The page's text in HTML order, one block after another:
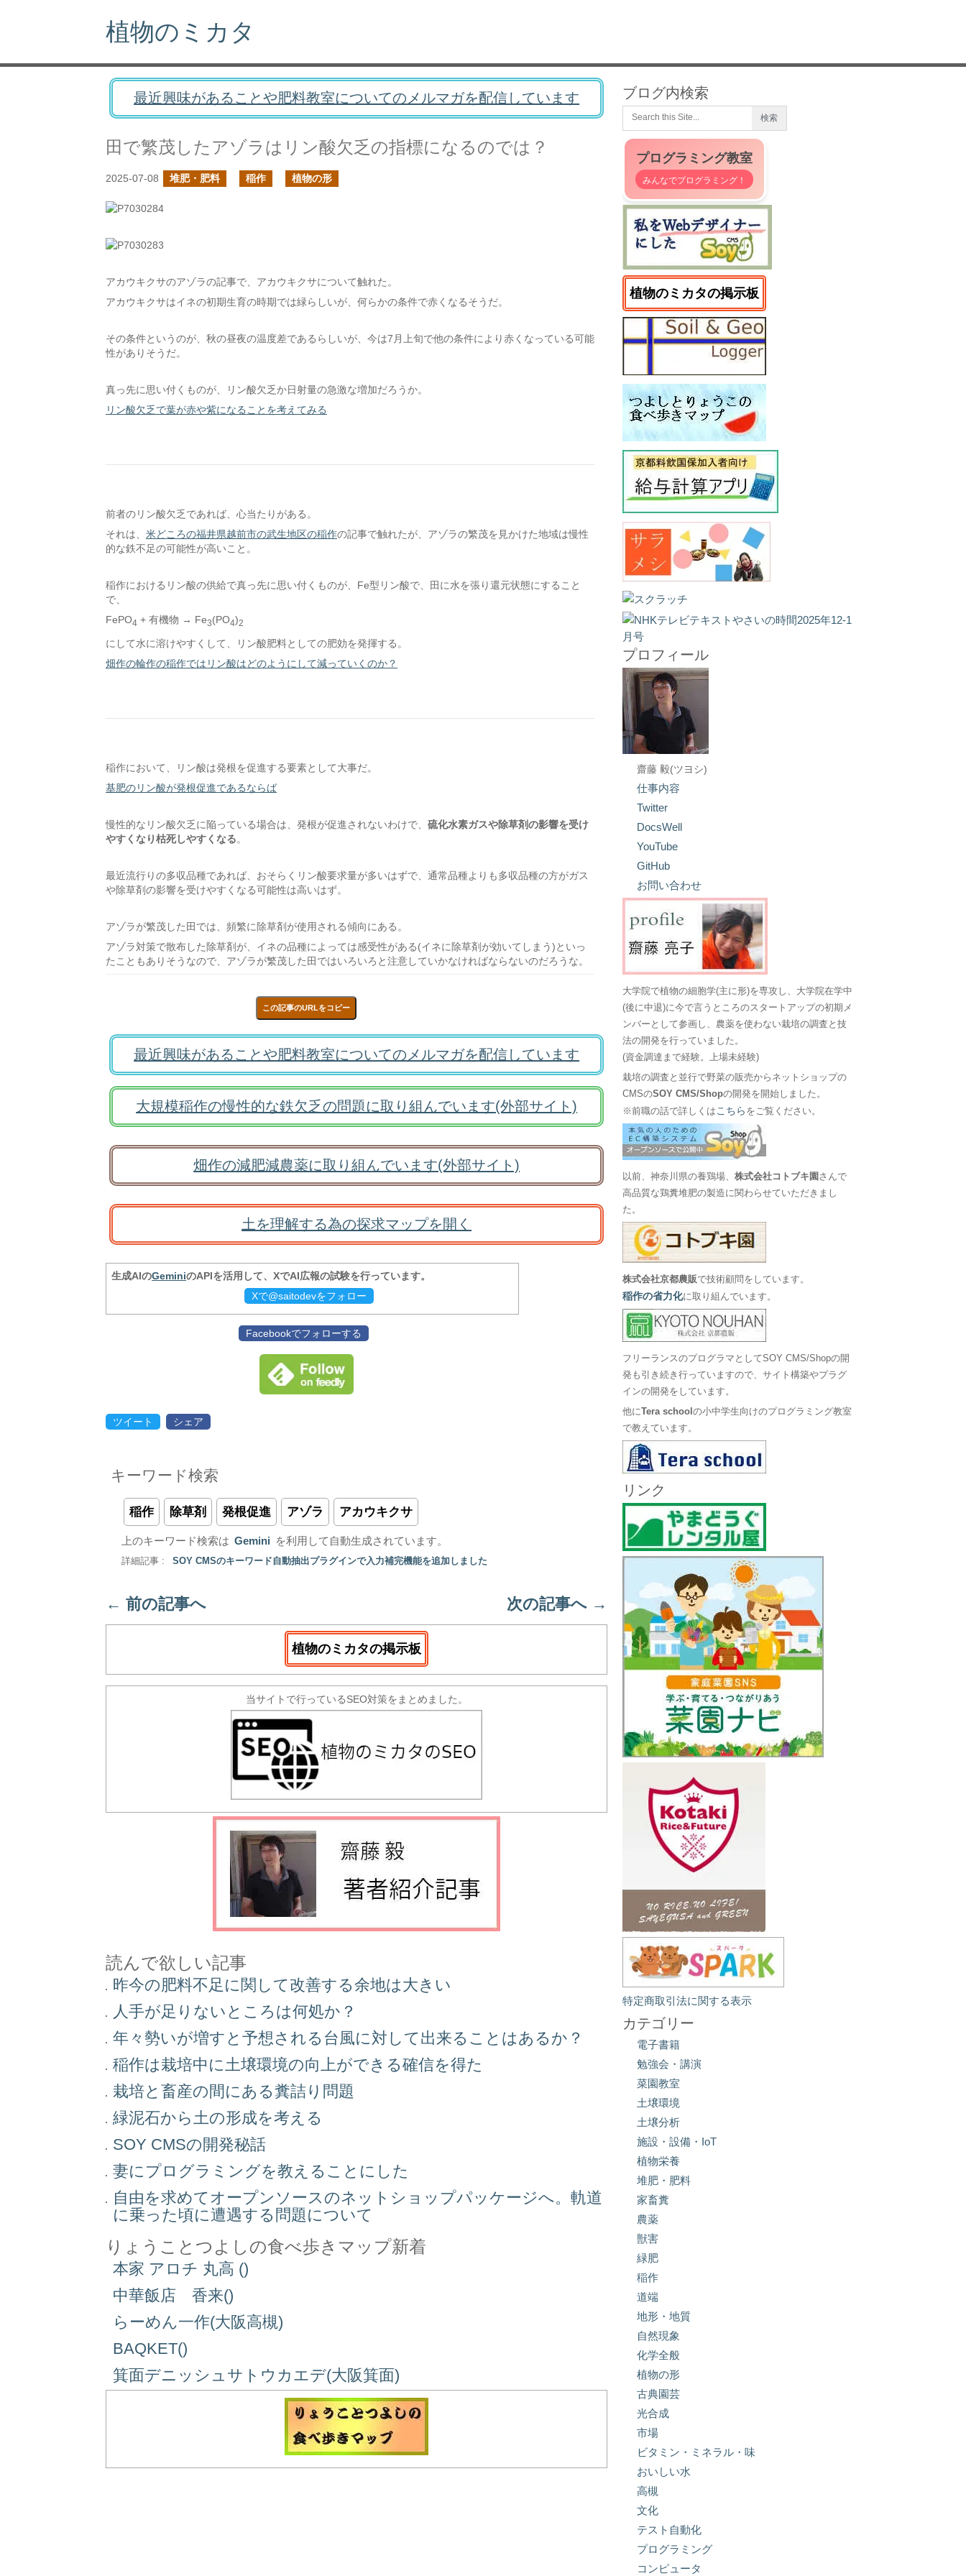
植物のミカタ
最近興味があることや肥料教室についてのメルマガを配信しています
田で繁茂したアゾラはリン酸欠乏の指標になるのでは？
2025-07-08 堆肥・肥料 稲作 植物の形
アカウキクサのアゾラの記事で、アカウキクサについて触れた。
アカウキクサはイネの初期生育の時期では緑らしいが、何らかの条件で赤くなるそうだ。
その条件というのが、秋の昼夜の温度差であるらしいが、今は7月上旬で他の条件により赤くなっている可能
性がありそうだ。
真っ先に思い付くものが、リン酸欠乏か日射量の急激な増加だろうか。
リン酸欠乏で葉が赤や紫になることを考えてみる
前者のリン酸欠乏であれば、心当たりがある。
それは、 米どころの福井県越前市の武生地区の稲作の記事で触れたが、アゾラの繁茂を見かけた地域は慢性
的な鉄不足の可能性が高いこと。
稲作におけるリン酸の供給で真っ先に思い付くものが、Fe型リン酸で、田に水を張り還元状態にすること
で、
FePO4 + 有機物 → Fe3(PO4)2
にして水に溶けやすくして、リン酸肥料としての肥効を発揮する。
畑作の輪作の稲作ではリン酸はどのようにして減っていくのか？
稲作において、リン酸は発根を促進する要素として大事だ。
基肥のリン酸が発根促進であるならば
慢性的なリン酸欠乏に陥っている場合は、発根が促進されないわけで、 硫化水素ガスや除草剤の影響を受け
やすくなり枯死しやすくなる。
最近流行りの多収品種であれば、おそらくリン酸要求量が多いはずで、通常品種よりも多収品種の方がガス
や除草剤の影響を受けやすくなる可能性は高いはず。
アゾラが繁茂した田では、頻繁に除草剤が使用される傾向にある。
アゾラ対策で散布した除草剤が、イネの品種によっては感受性がある(イネに除草剤が効いてしまう)といっ
たこともありそうなので、アゾラが繁茂した田ではいろいろと注意していかなければならないのだろうな。
この記事のURLをコピー
最近興味があることや肥料教室についてのメルマガを配信しています
大規模稲作の慢性的な鉄欠乏の問題に取り組んでいます(外部サイト)
畑作の減肥減農薬に取り組んでいます(外部サイト)
土を理解する為の探求マップを開く
生成AIのGeminiのAPIを活用して、XでAI広報の試験を行っています。
Xで@saitodevをフォロー
Facebookでフォローする
ツイート シェア
キーワード検索
稲作 除草剤 発根促進 アゾラ アカウキクサ
上のキーワード検索は Gemini を利用して自動生成されています。
詳細記事 : SOY CMSのキーワード自動抽出プラグインで入力補完機能を追加しました
← 前の記事へ 次の記事へ →
植物のミカタの掲示板
当サイトで行っているSEO対策をまとめました。
読んで欲しい記事
昨今の肥料不足に関して改善する余地は大きい
人手が足りないところは何処か？
年々勢いが増すと予想される台風に対して出来ることはあるか？
稲作は栽培中に土壌環境の向上ができる確信を得た
栽培と畜産の間にある糞詰り問題
緑泥石から土の形成を考える
SOY CMSの開発秘話
妻にプログラミングを教えることにした
自由を求めてオープンソースのネットショップパッケージへ。軌道
に乗った頃に遭遇する問題について
りょうことつよしの食べ歩きマップ新着
本家 アロチ 丸高 ()
中華飯店 香来()
らーめん一作(大阪高槻)
BAQKET()
箕面デニッシュサトウカエデ(大阪箕面)
ブログ内検索
プログラミング教室
みんなでプログラミング！
植物のミカタの掲示板
プロフィール
齋藤 毅(ツヨシ)
仕事内容
Twitter
DocsWell
YouTube
GitHub
お問い合わせ
大学院で植物の細胞学(主に形)を専攻し、大学院在学中
(後に中退)に今で言うところのスタートアップの初期メ
ンバーとして参画し、農薬を使わない栽培の調査と技
法の開発を行っていました。
(資金調達まで経験。上場未経験)
栽培の調査と並行で野菜の販売からネットショップの
CMSのSOY CMS/Shopの開発を開始しました。
※前職の話で詳しくは こちら をご覧ください。
以前、神奈川県の養鶏場、株式会社コトブキ園 さんで
高品質な鶏糞堆肥の製造に関わらせていただきまし
た。
株式会社京都農販で技術顧問をしています。
稲作の省力化に取り組んでいます。
フリーランスのプログラマとしてSOY CMS/Shopの開
発も引き続き行っていますので、サイト構築やプラグ
インの開発をしています。
他にTera schoolの小中学生向けのプログラミング教室
で教えています。
リンク
特定商取引法に関する表示
カテゴリー
電子書籍
勉強会・講演
菜園教室
土壌環境
土壌分析
施設・設備・IoT
植物栄養
堆肥・肥料
家畜糞
農薬
獣害
緑肥
稲作
道端
地形・地質
自然現象
化学全般
植物の形
古典園芸
光合成
市場
ビタミン・ミネラル・味
おいしい水
高槻
文化
テスト自動化
プログラミング
コンピュータ